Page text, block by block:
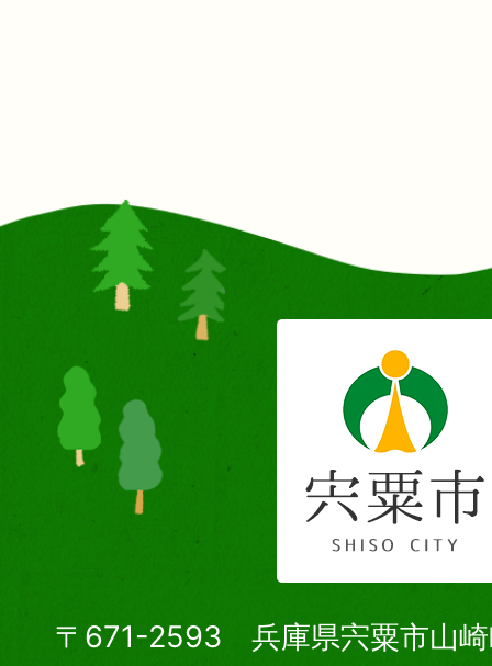
〒671-2593 兵庫県宍粟市山崎